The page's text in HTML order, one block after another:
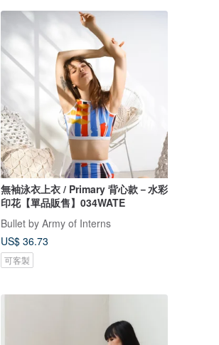
無袖泳衣上衣 / Primary 背心款－水彩
印花【單品販售】034WATE
Bullet by Army of Interns
US$ 36.73
可客製